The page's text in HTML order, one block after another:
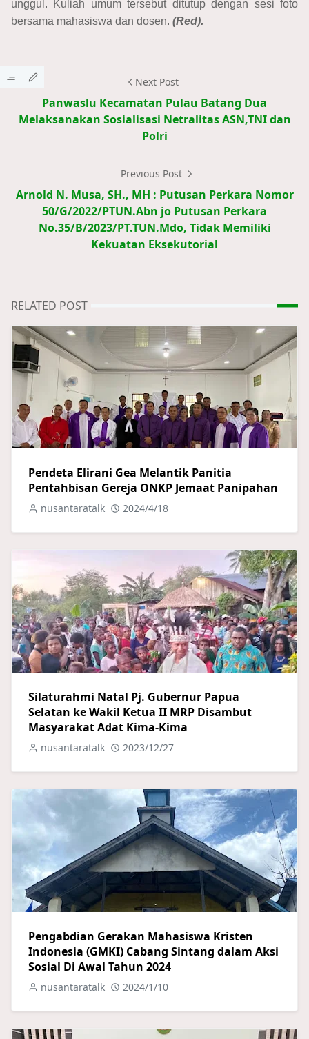
unggul. Kuliah umum tersebut ditutup dengan sesi foto
bersama mahasiswa dan dosen. (Red).
Next Post
Panwaslu Kecamatan Pulau Batang Dua
Melaksanakan Sosialisasi Netralitas ASN,TNI dan
Polri
Previous Post
Arnold N. Musa, SH., MH : Putusan Perkara Nomor
50/G/2022/PTUN.Abn jo Putusan Perkara
No.35/B/2023/PT.TUN.Mdo, Tidak Memiliki
Kekuatan Eksekutorial
RELATED POST
Pendeta Elirani Gea Melantik Panitia
Pentahbisan Gereja ONKP Jemaat Panipahan
nusantaratalk 2024/4/18
Silaturahmi Natal Pj. Gubernur Papua
Selatan ke Wakil Ketua II MRP Disambut
Masyarakat Adat Kima-Kima
nusantaratalk 2023/12/27
Pengabdian Gerakan Mahasiswa Kristen
Indonesia (GMKI) Cabang Sintang dalam Aksi
Sosial Di Awal Tahun 2024
nusantaratalk 2024/1/10